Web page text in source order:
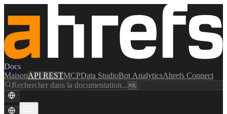
Docs
MaisonAPI RESTMCPData StudioBot AnalyticsAhrefs Connect
Rechercher dans la documentation...⌘K